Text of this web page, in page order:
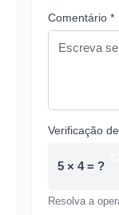
Comentário *
Verificação
5 × 4 = ?
Resolva a